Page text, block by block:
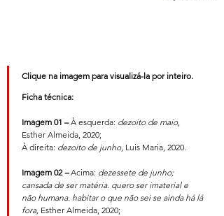
Clique na imagem para visualizá-la por inteiro.
Ficha técnica:
Imagem 01 – À esquerda: dezoito de maio,
Esther Almeida, 2020;
À direita: dezoito de junho, Luis Maria, 2020.
Imagem 02 – Acima: dezessete de junho;
cansada de ser matéria. quero ser imaterial e
não humana. habitar o que não sei se ainda há lá
fora, Esther Almeida, 2020;